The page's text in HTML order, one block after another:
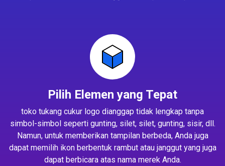
Pilih Elemen yang Tepat
toko tukang cukur logo dianggap tidak lengkap tanpa
simbol-simbol seperti gunting, silet, silet, gunting, sisir, dll.
Namun, untuk memberikan tampilan berbeda, Anda juga
dapat memilih ikon berbentuk rambut atau janggut yang juga
dapat berbicara atas nama merek Anda.